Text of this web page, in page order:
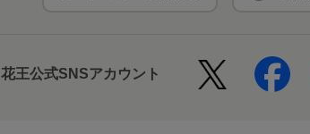
花王公式SNSアカウント